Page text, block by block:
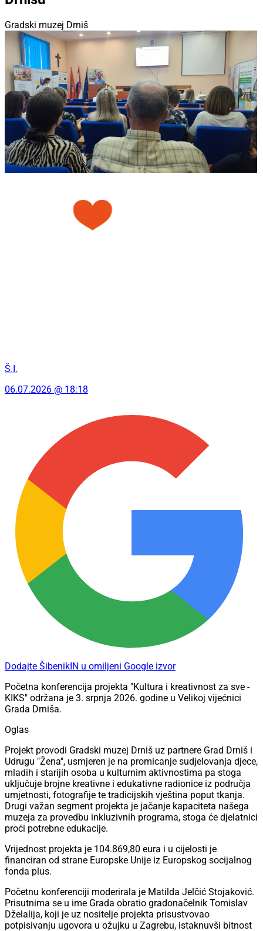
Gradski muzej Drniš
Š.I.
06.07.2026 @ 18:18
Dodajte ŠibenikIN u omiljeni Google izvor
Početna konferencija projekta "Kultura i kreativnost za sve -
KIKS" održana je 3. srpnja 2026. godine u Velikoj vijećnici
Grada Drniša.
Oglas
Projekt provodi Gradski muzej Drniš uz partnere Grad Drniš i
Udrugu "Žena", usmjeren je na promicanje sudjelovanja djece,
mladih i starijih osoba u kulturnim aktivnostima pa stoga
uključuje brojne kreativne i edukativne radionice iz područja
umjetnosti, fotografije te tradicijskih vještina poput tkanja.
Drugi važan segment projekta je jačanje kapaciteta našega
muzeja za provedbu inkluzivnih programa, stoga će djelatnici
proći potrebne edukacije.
Vrijednost projekta je 104.869,80 eura i u cijelosti je
financiran od strane Europske Unije iz Europskog socijalnog
fonda plus.
Početnu konferenciji moderirala je Matilda Jelčić Stojaković.
Prisutnima se u ime Grada obratio gradonačelnik Tomislav
Dželalija, koji je uz nositelje projekta prisustvovao
potpisivanju ugovora u ožujku u Zagrebu, istaknuvši bitnost